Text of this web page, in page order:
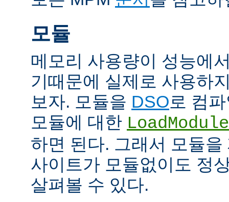
모듈
메모리 사용량이 성능에
기때문에 실제로 사용하
보자. 모듈을 DSO로 컴
모듈에 대한 LoadModule
하면 된다. 그래서 모듈
사이트가 모듈없이도 정
살펴볼 수 있다.